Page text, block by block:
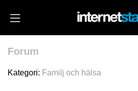
Forum
Kategori: Familj och hälsa